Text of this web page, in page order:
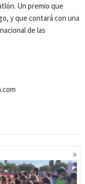
Un premio que
y que contará con una
de las